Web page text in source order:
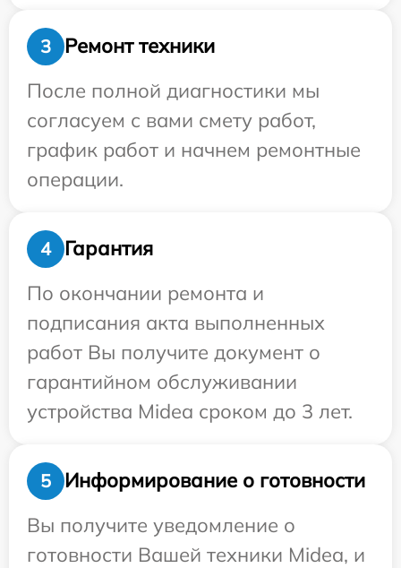
3
Ремонт техники
После полной диагностики мы
согласуем с вами смету работ,
график работ и начнем ремонтные
операции.
4
Гарантия
По окончании ремонта и
подписания акта выполненных
работ Вы получите документ о
гарантийном обслуживании
устройства Midea сроком до 3 лет.
5
Информирование о готовности
Вы получите уведомление о
готовности Вашей техники Midea, и